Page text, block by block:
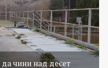
чини над десет